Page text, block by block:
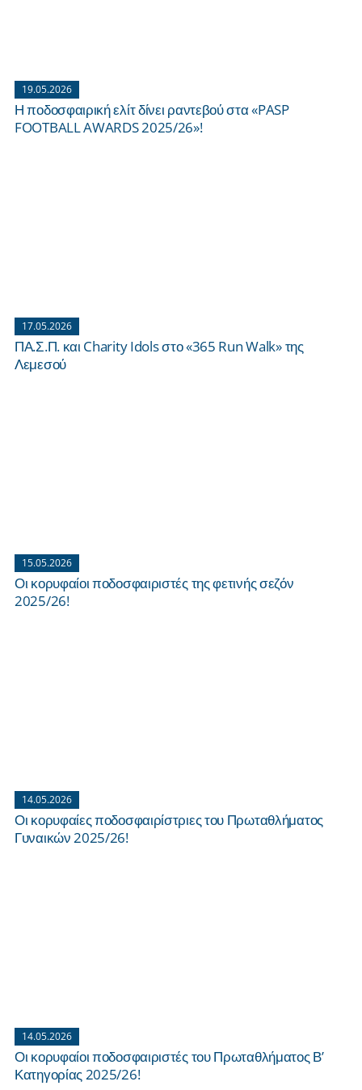
19.05.2026
Η ποδοσφαιρική ελίτ δίνει ραντεβού στα «PASP
FOOTBALL AWARDS 2025/26»!
17.05.2026
ΠΑ.Σ.Π. και Charity Idols στο «365 Run Walk» της
Λεμεσού
15.05.2026
Οι κορυφαίοι ποδοσφαιριστές της φετινής σεζόν
2025/26!
14.05.2026
Οι κορυφαίες ποδοσφαιρίστριες του Πρωταθλήματος
Γυναικών 2025/26!
14.05.2026
Οι κορυφαίοι ποδοσφαιριστές του Πρωταθλήματος Β’
Κατηγορίας 2025/26!